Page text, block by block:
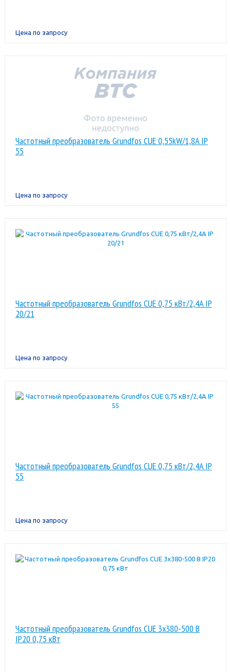
Цена по запросу
Частотный преобразователь Grundfos CUE 0,55kW/1,8A IP
55
Цена по запросу
Частотный преобразователь Grundfos CUE 0,75 кВт/2,4A IP
20/21
Цена по запросу
Частотный преобразователь Grundfos CUE 0,75 кВт/2,4A IP
55
Цена по запросу
Частотный преобразователь Grundfos CUE 3x380-500 В
IP20 0,75 кВт